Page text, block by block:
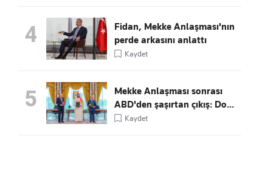
4
Fidan, Mekke Anlaşması'nın
perde arkasını anlattı
Kaydet
5
Mekke Anlaşması sonrası
ABD'den şaşırtan çıkış: Do...
Kaydet